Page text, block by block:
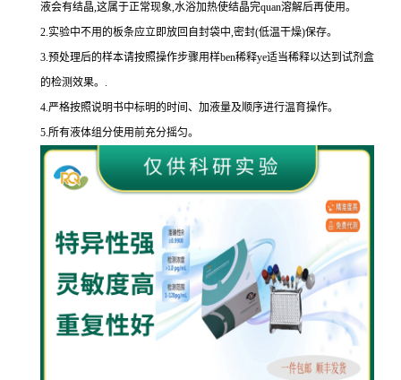
液会有结晶,这属于正常现象,水浴加热使结晶完quan溶解后再使用。
2.实验中不用的板条应立即放回自封袋中,密封(低温干燥)保存。
3.预处理后的样本请按照操作步骤用样ben稀释ye适当稀释以达到试剂盒
的检测效果。 .
4.严格按照说明书中标明的时间、加液量及顺序进行温育操作。
5.所有液体组分使用前充分摇匀。